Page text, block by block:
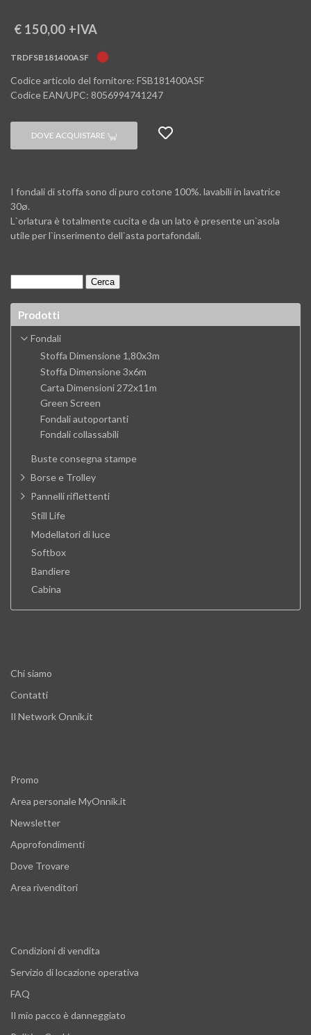
€ 150,00 +IVA
TRDFSB181400ASF
Codice articolo del fornitore: FSB181400ASF
Codice EAN/UPC: 8056994741247
DOVE ACQUISTARE
I fondali di stoffa sono di puro cotone 100%. lavabili in lavatrice
30ø.
L`orlatura è totalmente cucita e da un lato è presente un`asola
utile per l`inserimento dell`asta portafondali.
Prodotti
Fondali
Stoffa Dimensione 1,80x3m
Stoffa Dimensione 3x6m
Carta Dimensioni 272x11m
Green Screen
Fondali autoportanti
Fondali collassabili
Buste consegna stampe
Borse e Trolley
Pannelli riflettenti
Still Life
Modellatori di luce
Softbox
Bandiere
Cabina
Chi siamo
Contatti
Il Network Onnik.it
Promo
Area personale MyOnnik.it
Newsletter
Approfondimenti
Dove Trovare
Area rivenditori
Condizioni di vendita
Servizio di locazione operativa
FAQ
Il mio pacco è danneggiato